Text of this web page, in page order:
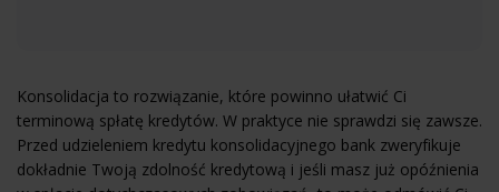
Konsolidacja to rozwiązanie, które powinno ułatwić Ci
terminową spłatę kredytów. W praktyce nie sprawdzi się zawsze.
Przed udzieleniem kredytu konsolidacyjnego bank zweryfikuje
dokładnie Twoją zdolność kredytową i jeśli masz już opóźnienia